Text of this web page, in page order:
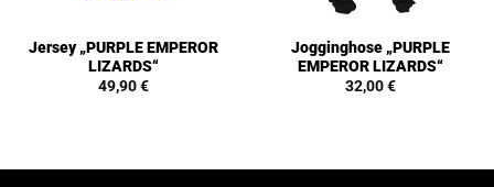
Jersey „PURPLE EMPEROR
LIZARDS“
49,90€
Jogginghose „PURPLE
EMPEROR LIZARDS“
32,00€